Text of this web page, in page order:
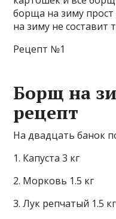
борща на зиму прост
на зиму не составит
Рецепт №1
Борщ на
рецепт
На двадцать банок
1. Капуста 3 кг
2. Морковь 1.5 кг
3. Лук репчатый 1.5 кг